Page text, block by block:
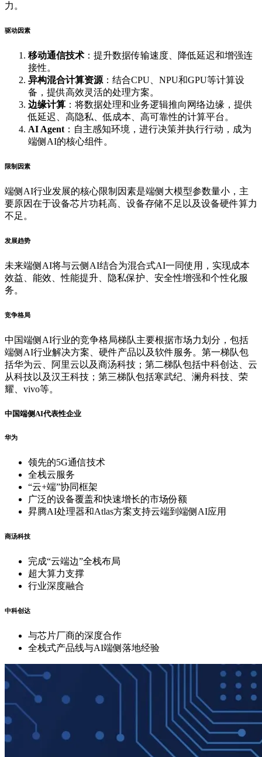
力。
驱动因素
移动通信技术 ：提升数据传输速度、降低延迟和增强连
接性。
异构混合计算资源 ：结合CPU、NPU和GPU等计算设
备，提供高效灵活的处理方案。
边缘计算 ：将数据处理和业务逻辑推向网络边缘，提供
低延迟、高隐私、低成本、高可靠性的计算平台。
AI Agent ：自主感知环境，进行决策并执行行动，成为
端侧AI的核心组件。
限制因素
端侧AI行业发展的核心限制因素是端侧大模型参数量小，主
要原因在于设备芯片功耗高、设备存储不足以及设备硬件算力
不足。
发展趋势
未来端侧AI将与云侧AI结合为混合式AI一同使用，实现成本
效益、能效、性能提升、隐私保护、安全性增强和个性化服
务。
竞争格局
中国端侧AI行业的竞争格局梯队主要根据市场力划分，包括
端侧AI行业解决方案、硬件产品以及软件服务。第一梯队包
括华为云、阿里云以及商汤科技；第二梯队包括中科创达、云
从科技以及汉王科技；第三梯队包括寒武纪、澜舟科技、荣
耀、vivo等。
中国端侧AI代表性企业
华为
领先的5G通信技术
全栈云服务
“云+端”协同框架
广泛的设备覆盖和快速增长的市场份额
昇腾AI处理器和Atlas方案支持云端到端侧AI应用
商汤科技
完成“云端边”全栈布局
超大算力支撑
行业深度融合
中科创达
与芯片厂商的深度合作
全栈式产品线与AI端侧落地经验